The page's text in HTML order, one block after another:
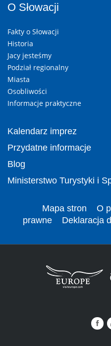
O Słowacji
Fakty o Słowacji
Historia
Jacy jesteśmy
Podział regionalny
Miasta
Osobliwości
Informacje praktyczne
Kalendarz imprez
Przydatne informacje
Blog
Ministerstwo Turystyki i
Mapa stron O
prawne
Deklaracja